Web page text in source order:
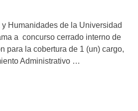
Humanidades de la Universidad
a concurso cerrado interno de
para la cobertura de 1 (un) cargo,
Administrativo …